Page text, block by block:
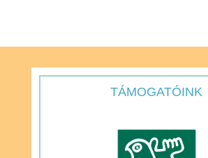
TÁMOGATÓINK